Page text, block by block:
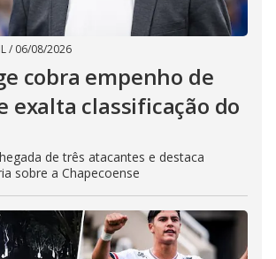
/ 06/08/2026
cobra empenho de
exalta classificação do
de três atacantes e destaca
sobre a Chapecoense